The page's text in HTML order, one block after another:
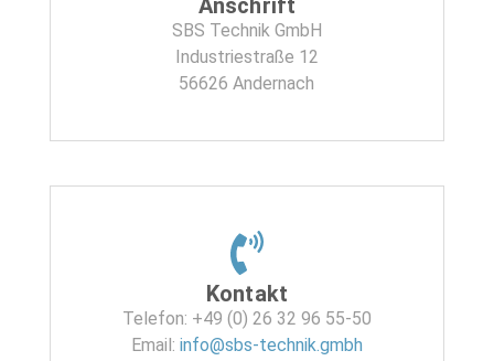
SBS Technik GmbH
Industriestraße 12
56626 Andernach
Kontakt
Telefon: +49 (0) 26 32 96 55-50
Email: info@sbs-technik.gmbh